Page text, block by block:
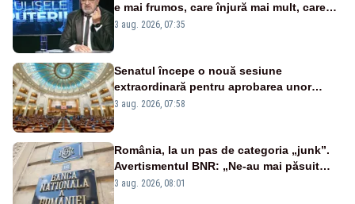
e mai frumos, care înjură mai mult, care
țipă mai tare, ci pe proiecte”
3 aug. 2026, 07:35
Senatul începe o nouă sesiune
extraordinară pentru aprobarea unor
jaloane din PNRR
3 aug. 2026, 07:58
România, la un pas de categoria „junk”.
Avertismentul BNR: „Ne-au mai păsuit
pentru câteva luni”
3 aug. 2026, 08:01